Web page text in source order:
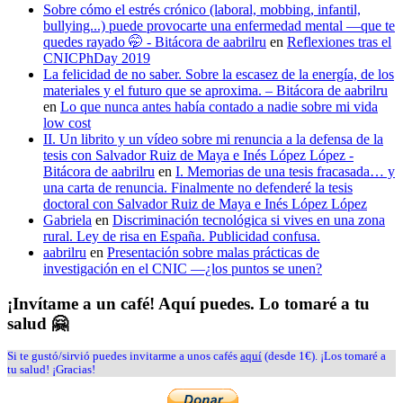
Sobre cómo el estrés crónico (laboral, mobbing, infantil,
bullying...) puede provocarte una enfermedad mental —que te
quedes rayado 🤭 - Bitácora de aabrilru en Reflexiones tras el
CNICPhDay 2019
La felicidad de no saber. Sobre la escasez de la energía, de los
materiales y el futuro que se aproxima. – Bitácora de aabrilru
en Lo que nunca antes había contado a nadie sobre mi vida
low cost
II. Un librito y un vídeo sobre mi renuncia a la defensa de la
tesis con Salvador Ruiz de Maya e Inés López López -
Bitácora de aabrilru en I. Memorias de una tesis fracasada… y
una carta de renuncia. Finalmente no defenderé la tesis
doctoral con Salvador Ruiz de Maya e Inés López López
Gabriela en Discriminación tecnológica si vives en una zona
rural. Ley de risa en España. Publicidad confusa.
aabrilru en Presentación sobre malas prácticas de
investigación en el CNIC —¿los puntos se unen?
¡Invítame a un café! Aquí puedes. Lo tomaré a tu
salud 🤗
Si te gustó/sirvió puedes invitarme a unos cafés aquí (desde 1€). ¡Los tomaré a
tu salud! ¡Gracias!